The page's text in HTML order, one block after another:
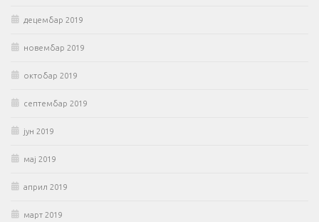
децембар 2019
новембар 2019
октобар 2019
септембар 2019
јун 2019
мај 2019
април 2019
март 2019